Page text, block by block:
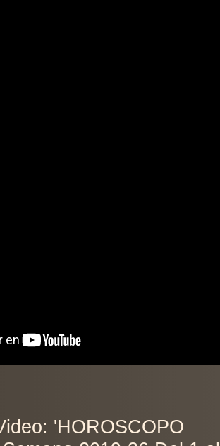
'HOROSCOPO